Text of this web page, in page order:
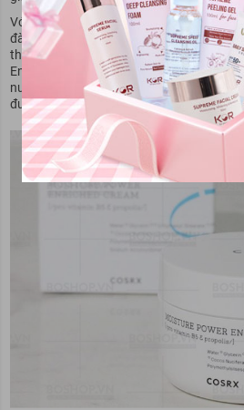
Với nguồn dưỡng chất dồi dào giúp tái
đàn hồi của da, giảm tình trạng da mất
thương.Ngoài ra kem dưỡng ẩm Cosrx
Enriched Cream còn cung cấp lớp bảo
nước và tác động từ môi trường bên
được độ ẩm tự nhiên và hạn chế tình